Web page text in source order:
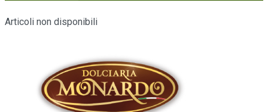
Articoli non disponibili